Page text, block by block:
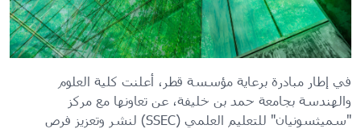
في إطار مبادرة برعاية مؤسسة قطر، أعلنت كلية العلوم
والهندسة بجامعة حمد بن خليفة، عن تعاونها مع مركز
"سميثسونيان" للتعليم العلمي (SSEC) لنشر وتعزيز فرص